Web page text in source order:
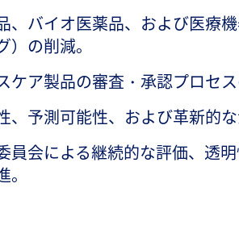
、バイオ医薬品、および医療
）の削減。
ケア製品の審査・承認プロセス
、予測可能性、および革新的
員会による継続的な評価、透